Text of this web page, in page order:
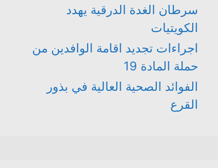
سرطان الغدة الدرقية يهدد
الكويتيات
اجراءات تجديد اقامة الوافدين من
حملة المادة 19
الفوائد الصحية العالية في بذور
القرع